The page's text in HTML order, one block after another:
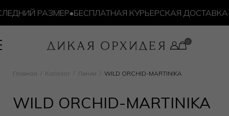
РАЗМЕР•БЕСПЛАТНАЯ КУРЬЕРСКАЯ ДОСТАВКА
Главная Каталог Линии WILD ORCHID-MARTINIKA
WILD ORCHID-MARTINIKA